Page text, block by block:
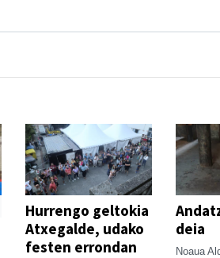
Hurrengo geltokia
Atxegalde, udako
festen errondan
deia
Noaua